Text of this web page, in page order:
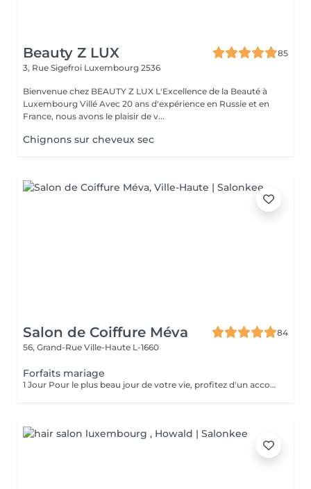
Beauty Z LUX
85
3, Rue Sigefroi Luxembourg 2536
Bienvenue chez BEAUTY Z LUX L'Excellence de la Beauté à
Luxembourg Villé Avec 20 ans d'expérience en Russie et en
France, nous avons le plaisir de v...
Chignons sur cheveux sec
Salon de Coiffure Méva
84
56, Grand-Rue Ville-Haute L-1660
Forfaits mariage
1 Jour Pour le plus beau jour de votre vie, profitez d'un accompagnement sur-mesure. Notre forfait mariage comprend un essai coiffure afin de définir le style parfait, en harmonie avec votre robe et votre personnalité. Le jour J, nous réalisons une coiffure élégante et durable chignon raffiné, coiffure bohème, attaches romantiques ou brushing sophistiqué pour vous sublimer jusqu'au bout de la nuit. Sérénité, expertise et mise en beauté d'exception pour un moment inoubliable.